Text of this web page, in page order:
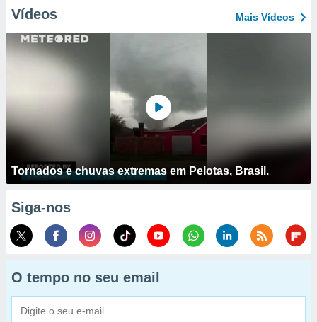
Vídeos Mais Vídeos
Tornados e chuvas extremas em Pelotas, Brasil.
Siga-nos
O tempo no seu email